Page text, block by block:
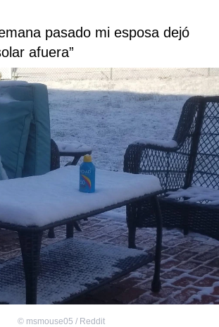
pasado mi esposa dejó
afuera”
© msmouse05 / Reddit